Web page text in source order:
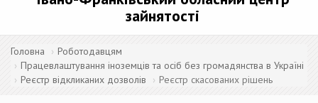
зайнятості
Головна
Роботодавцям
Працевлаштування іноземців та осіб без громадянства в Україні
Реєстр відкликаних дозволів
Реєстр скасованих рішень